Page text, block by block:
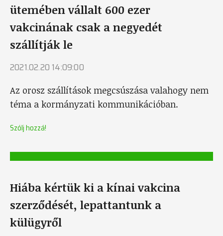
ütemében vállalt 600 ezer
vakcinának csak a negyedét
szállítják le
2021.02.20 14:09:00
Az orosz szállítások megcsúszása valahogy nem
téma a kormányzati kommunikációban.
Szólj hozzá!
Hiába kértük ki a kínai vakcina
szerződését, lepattantunk a
külügyről